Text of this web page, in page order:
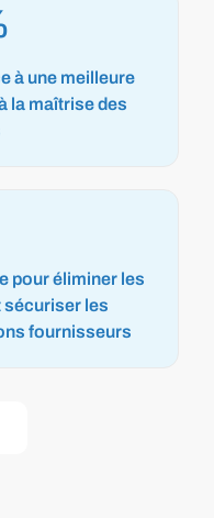
à une meilleure
la maîtrise des
pour éliminer les
sécuriser les
fournisseurs